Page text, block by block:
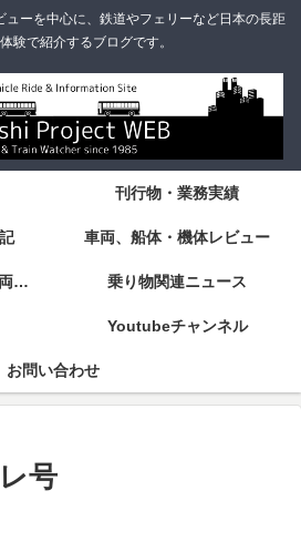
ューを中心に、鉄道やフェリーなど日本の長距
験で紹介するブログです。
刊行物・業務実績
車両、船体・機体レビュー
高速バス バス会社別車両・設備・シート紹介 乗り物関連ニュース
Youtubeチャンネル
お問い合わせ
号